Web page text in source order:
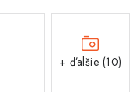
+ ďalšie (10)